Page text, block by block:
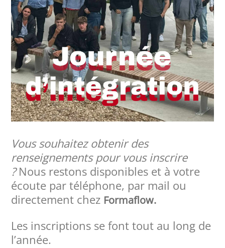
Vous souhaitez obtenir des
renseignements pour vous inscrire
?Nous restons disponibles et à votre
écoute par téléphone, par mail ou
directement chez Formaflow.
Les inscriptions se font tout au long de
l’année.